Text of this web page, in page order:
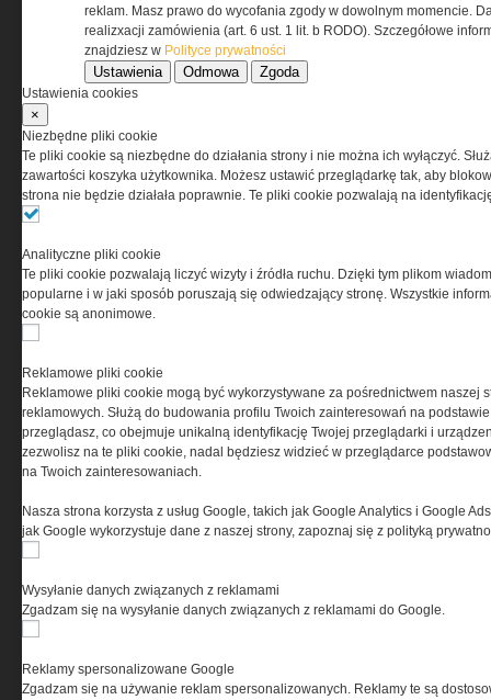
Regulamin określa zasady korzystania z portalu
www.special-ops.pl
Korzystanie z portalu jest równoznaczne
przez Grupa MEDIUM Spółka z ograniczoną
odpowiedzialnością Spółka komandytowa, nr KRS:
0000537655, NIP 1132860378, REGON 146393437
(zwana dalej Grupa MEDIUM) w postaci Regulaminu.
Ta witryna wykorzystuje pliki cookies do przechowywania
informacji na Twoim komputerze. Pliki cookies stosujemy
w celu świadczenia usług na najwyższym poziomie,
w tym w sposób dostosowany do indywidualnych potrzeb.
cookies oznacza, że będą one zamieszczane w Twoim
urządzeniu końcowym. W każdym momencie możesz
dokonać zmiany ustawień przeglądarki dotyczących
serwisu prosimy o zapoznanie się z naszą
prywatności
oraz informacją o cookies
reklam. Masz prawo do wycofania zgody w dowolnym momencie.
realizxacji zamówienia (art. 6 ust. 1 lit. b RODO). Szczegółowe
znajdziesz w Polityce prywatności
Ustawienia Odmowa Zgoda
Ustawienia cookies
×
Niezbędne pliki cookie
Te pliki cookie są niezbędne do działania strony i nie można ich wyłączyć.
zawartości koszyka użytkownika. Możesz ustawić przeglądarkę tak, aby
strona nie będzie działała poprawnie. Te pliki cookie pozwalają na
Analityczne pliki cookie
Te pliki cookie pozwalają liczyć wizyty i źródła ruchu. Dzięki tym plikom
popularne i w jaki sposób poruszają się odwiedzający stronę. Wszystkie
cookie są anonimowe.
Reklamowe pliki cookie
Reklamowe pliki cookie mogą być wykorzystywane za pośrednictwem naszej
reklamowych. Służą do budowania profilu Twoich zainteresowań na
przeglądasz, co obejmuje unikalną identyfikację Twojej przeglądarki i
zezwolisz na te pliki cookie, nadal będziesz widzieć w przeglądarce
na Twoich zainteresowaniach.
Nasza strona korzysta z usług Google, takich jak Google Analytics i Google
jak Google wykorzystuje dane z naszej strony, zapoznaj się z polityką
Wysyłanie danych związanych z reklamami
Zgadzam się na wysyłanie danych związanych z reklamami do Google.
Reklamy spersonalizowane Google
Zgadzam się na używanie reklam spersonalizowanych. Reklamy te są